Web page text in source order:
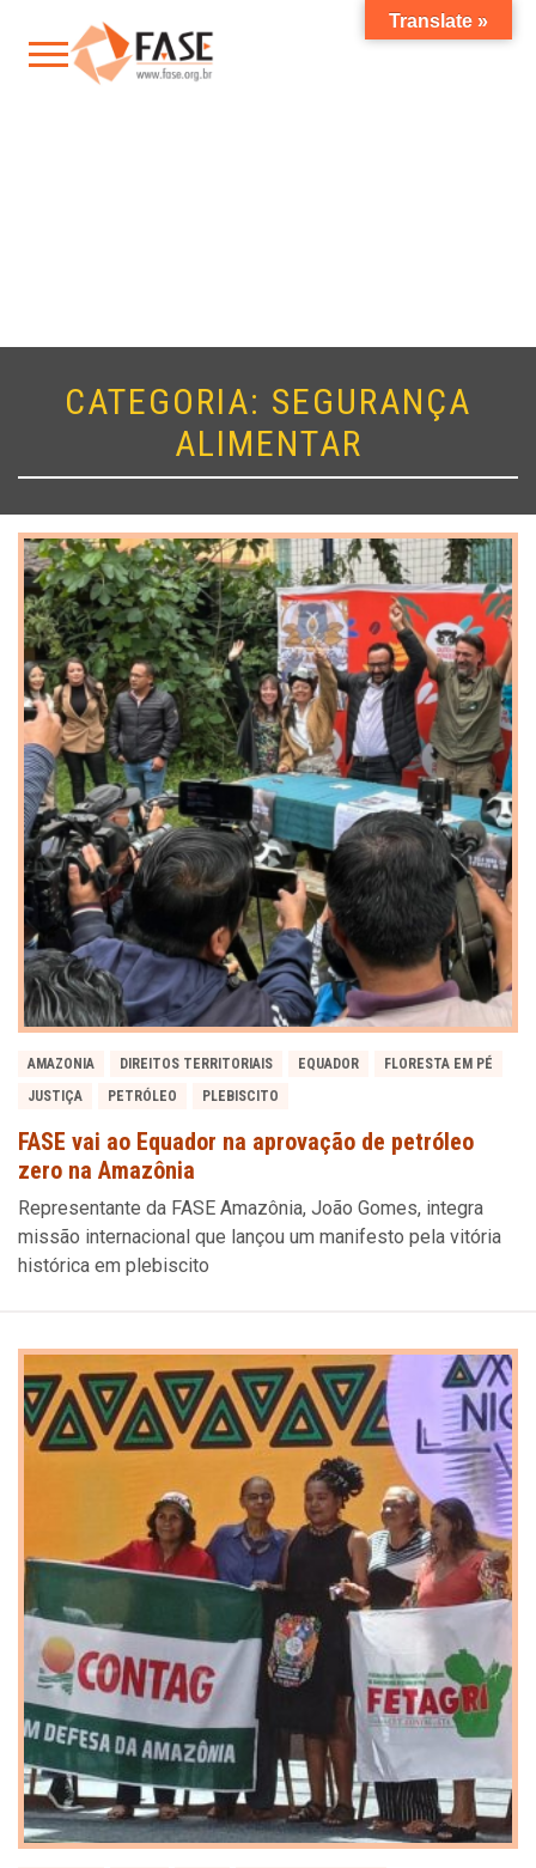
CATEGORIA: SEGURANÇA
ALIMENTAR
AMAZONIA DIREITOS TERRITORIAIS EQUADOR
FLORESTA EM PÉ
JUSTIÇA
PETRÓLEO PLEBISCITO
FASE vai ao Equador na aprovação de petróleo
zero na Amazônia
Representante da FASE Amazônia, João Gomes, integra
missão internacional que lançou um manifesto pela vitória
histórica em plebiscito
Translate »